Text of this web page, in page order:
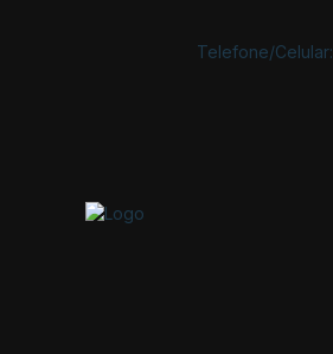
Telefone/Celular: